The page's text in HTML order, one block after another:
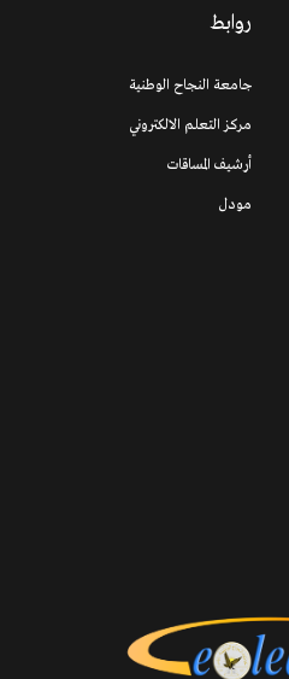
روابط
جامعة النجاح الوطنية
مركز التعلم الالكتروني
أرشيف المساقات
مودل